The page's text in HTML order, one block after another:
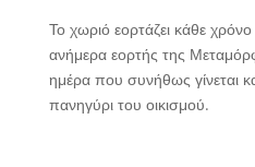
Το χωριό εορτάζει κάθε
ανήμερα εορτής της
ημέρα που συνήθως γίνεται
πανηγύρι του οικισμού.